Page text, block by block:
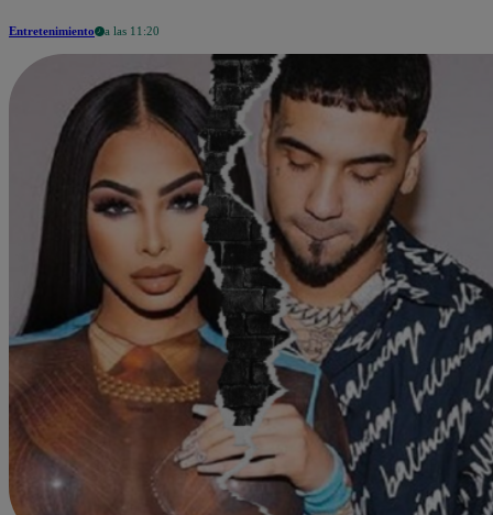
Entretenimiento a las 11:20